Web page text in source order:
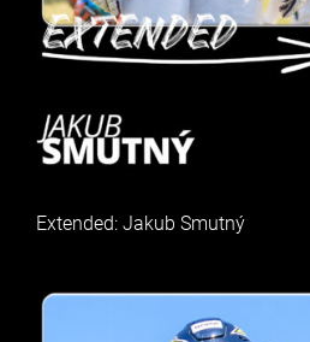
Extended: Jakub Smutný